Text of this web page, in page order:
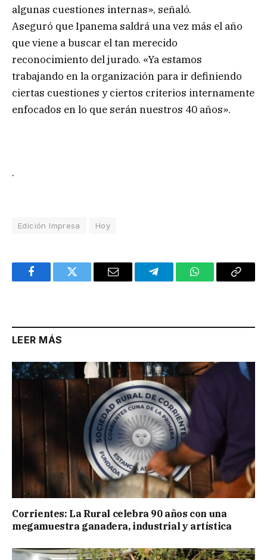
algunas cuestiones internas», señaló.
Aseguró que Ipanema saldrá una vez más el año
que viene a buscar el tan merecido
reconocimiento del jurado. «Ya estamos
trabajando en la organización para ir definiendo
ciertas cuestiones y ciertos criterios internamente
enfocados en lo que serán nuestros 40 años».
.
Edición Impresa Hoy
FacebookTwitter Email TelegramWhatsAppCopy
LEER MÁS
Corrientes: La Rural celebra 90 años con una
megamuestra ganadera, industrial y artística